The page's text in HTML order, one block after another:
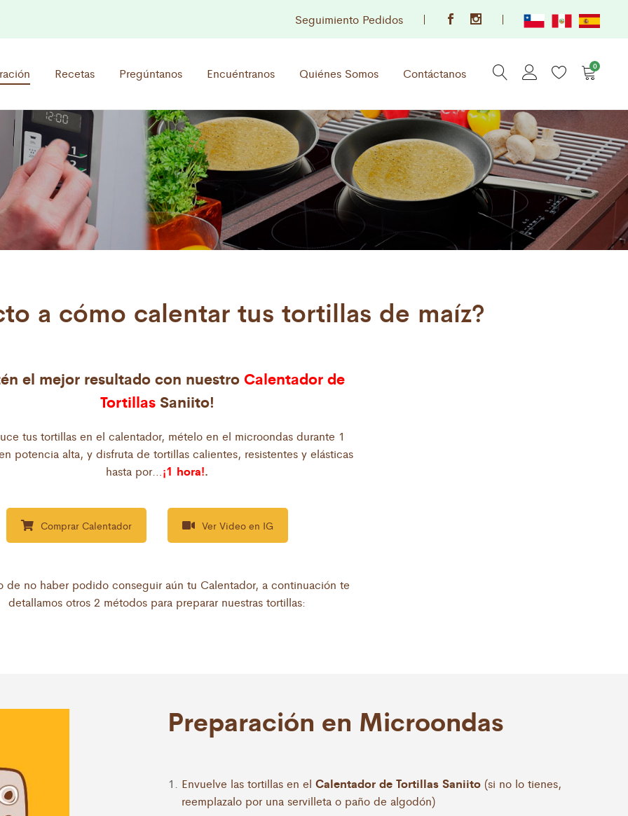
Seguimiento Pedidos
Recetas Pregúntanos Encuéntranos Quiénes Somos Contáctanos 0
a cómo calentar tus tortillas de maíz?
el mejor resultado con nuestro Calentador de
TortillasSaniito!
tus tortillas en el calentador, mételo en el microondas durante 1
potencia alta, y disfruta de tortillas calientes, resistentes y elásticas
hasta por… ¡1 hora!.
Comprar Calentador Ver Video en IG
de no haber podido conseguir aún tu Calentador, a continuación te
detallamos otros 2 métodos para preparar nuestras tortillas:
Preparación en Microondas
Envuelve las tortillas en el Calentador de Tortillas Saniito (si no lo tienes,
reemplazalo por una servilleta o paño de algodón)